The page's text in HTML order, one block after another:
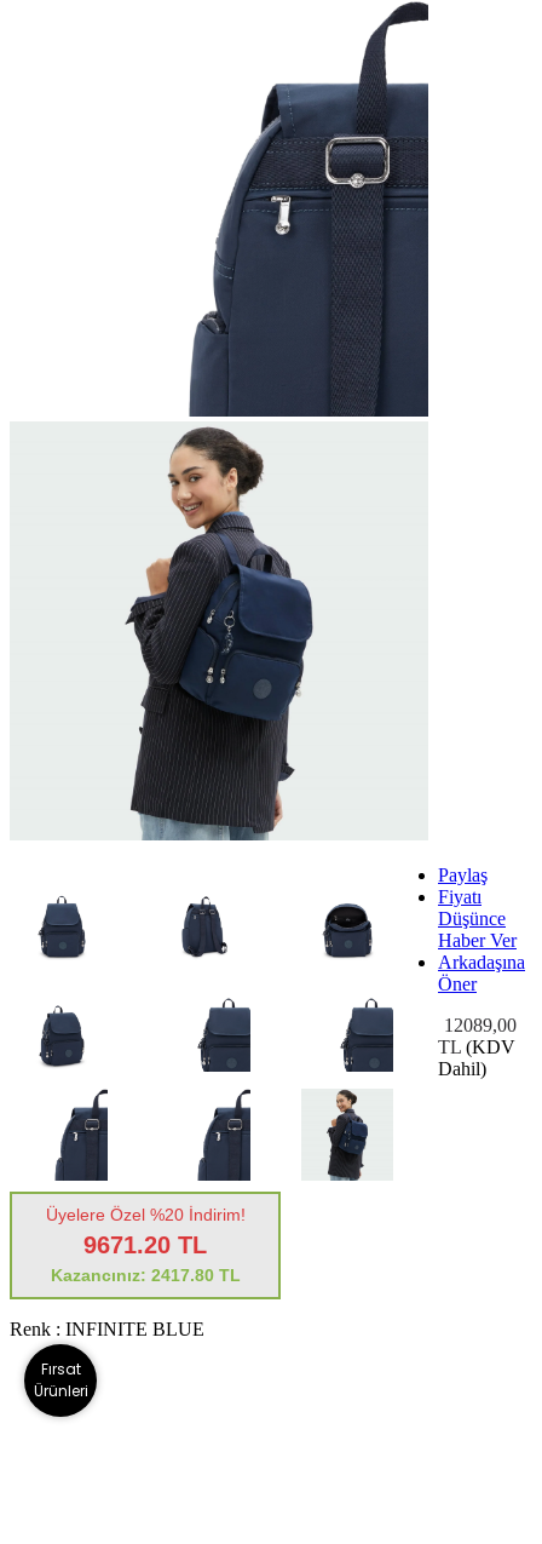
Paylaş
Fiyatı
Düşünce
Haber Ver
Arkadaşına
Öner
12089,00
TL (KDV
Dahil)
Üyelere Özel %20 İndirim!
9671.20 TL
Kazancınız: 2417.80 TL
Renk : INFINITE BLUE
Fırsat
Ürünleri